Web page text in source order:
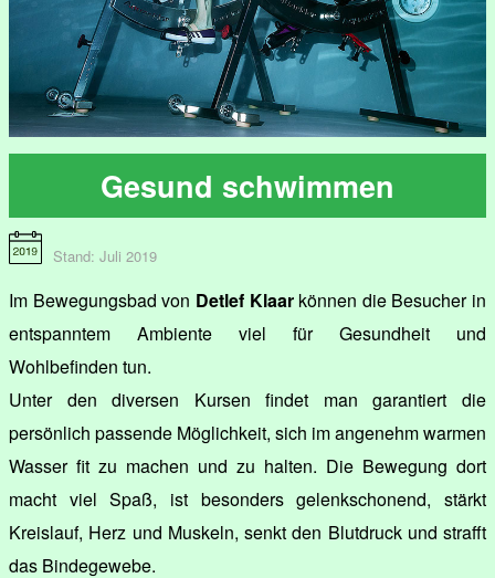
Gesund schwimmen
Stand: Juli 2019
Im Bewegungsbad von Detlef Klaarkönnen die Besucher in
entspanntem Ambiente viel für Gesundheit und
Wohlbefinden tun.
Unter den diversen Kursen findet man garantiert die
persönlich passende Möglichkeit, sich im angenehm warmen
Wasser fit zu machen und zu halten. Die Bewegung dort
macht viel Spaß, ist besonders gelenkschonend, stärkt
Kreislauf, Herz und Muskeln, senkt den Blutdruck und strafft
das Bindegewebe.